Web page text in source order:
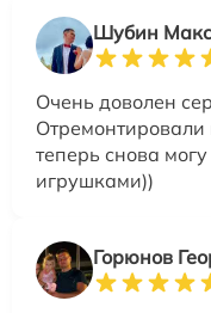
Шубин
Очень доволен
теперь снова
игрушками))
Горюнов